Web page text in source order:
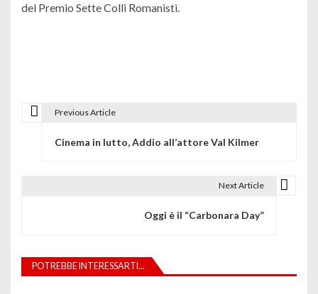
del Premio Sette Colli Romanisti.
a
z
Previous Article
Cinema in lutto, Addio all’attore Val Kilmer
Next Article
Oggi è il “Carbonara Day”
POTREBBE INTERESSARTI...